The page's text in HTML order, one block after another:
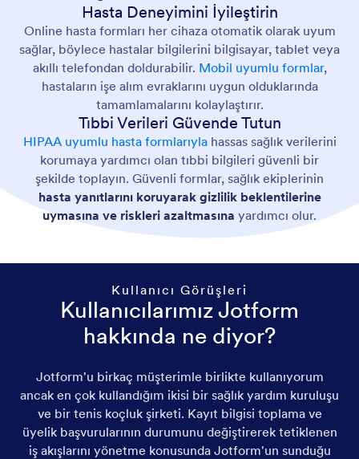
Hasta Deneyimini İyileştirin
Online hasta formları her cihaza otomatik olarak uyum
sağlar, böylece hastalar bilgilerini bilgisayar, tablet veya
akıllı telefondan doldurabilir. Mobil uyumlu formlar,
hastaların işe alım evraklarını uygun olduklarında
tamamlamalarını kolaylaştırır.
Tıbbi Verileri Güvende Tutun
HIPAA uyumlu hasta formlarıylahassas sağlık verilerini
korumaya yardımcı olan tıbbi bilgileri güvenli bir
şekilde toplayın. Güvenli formlar, sağlık ekiplerinin
hasta yanıtlarını koruyarak gizlilik beklentilerine
uymasına ve riskleri azaltmasına yardımcı olur.
Kullanıcı Görüşleri
Kullanıcılarımız Jotform
hakkında ne diyor?
Jotform'u birkaç müşterimle birlikte kullanıyorum
ancak en çok kullandığım ikisi bir sağlık yardım kuruluşu
ve bir tenis koçluk şirketi. Kayıt bilgisi toplama ve
üyelik başvurularının durumunu değiştirerek tetiklenen
iş akışlarını yönetme konusunda Jotform'un sunduğu